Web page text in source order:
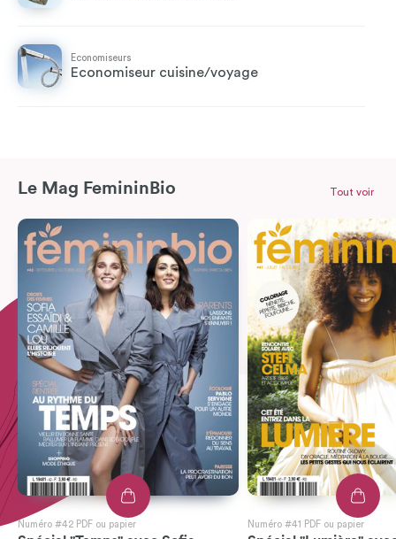
Economiseurs
Economiseur cuisine/voyage
Le Mag FemininBio
Numéro #42 PDF ou papier Numéro #41 PDF ou papier
Tout voir